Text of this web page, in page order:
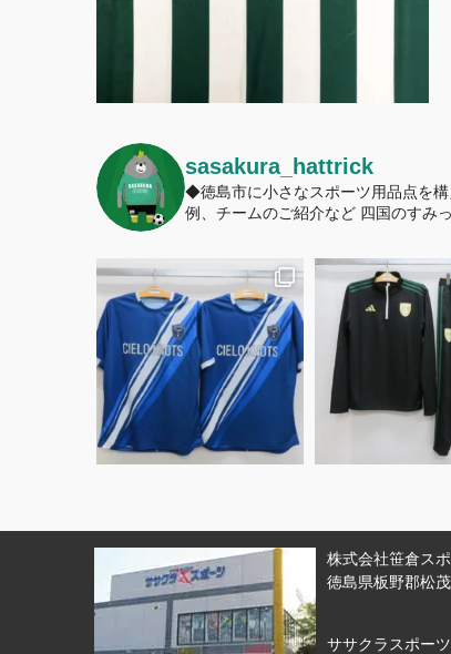
sasakura_hattrick
◆徳島市に小さなスポーツ用品点を
例、チームのご紹介など 四国のすみ
株式会社笹倉ス
徳島県板野郡松
ササクラスポー